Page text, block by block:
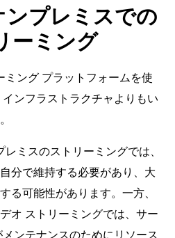
プレミスでの
ーミング
ミング プラットフォームを使
ンフラストラクチャよりもい
レミスのストリーミングでは、
分で維持する必要があり、大
る可能性があります。一方、
オ ストリーミングでは、サー
ンテナンスのためにリソース